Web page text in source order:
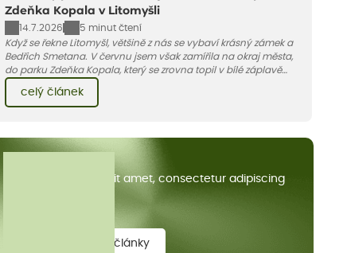
Zdeňka Kopala v Litomyšli
14.7.2026
5 minut čtení
Když se řekne Litomyšl, většině z nás se vybaví krásný zámek a
Bedřich Smetana. V červnu jsem však zamířila na okraj města,
do parku Zdeňka Kopala, který se zrovna topil v bílé záplavě
nim pár řádků o tom, jak tento jedinečný kus krajiny vznikl.
celý článek
Lorem ipsum dolor sit amet, consectetur adipiscing
zobrazit všechny články